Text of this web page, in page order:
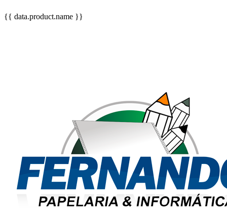
{{ data.product.name }}